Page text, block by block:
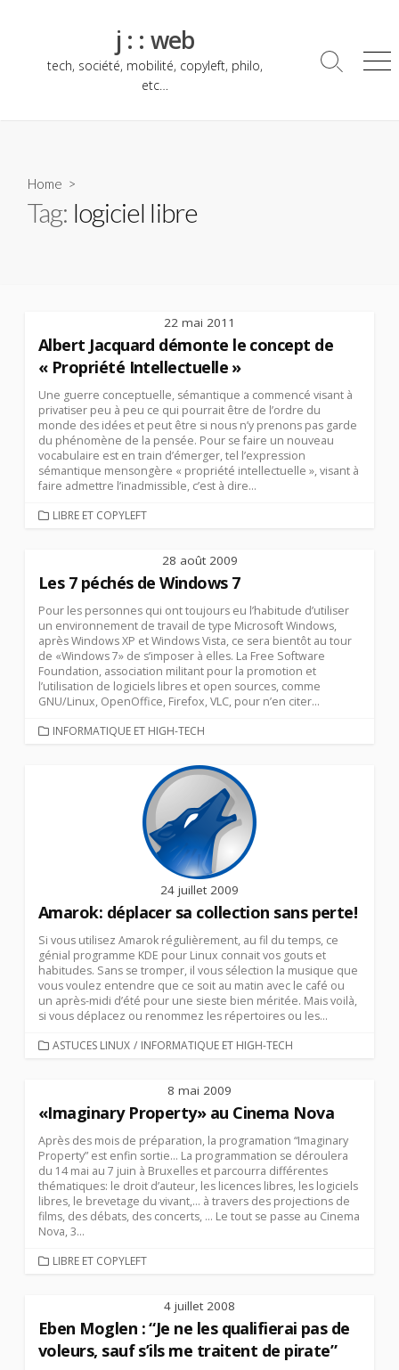
j : : web
tech, société, mobilité, copyleft, philo,
etc…
Search
Home >
Tag: logiciel libre
22 mai 2011
Albert Jacquard démonte le concept de
« Propriété Intellectuelle »
Une guerre conceptuelle, sémantique a commencé visant à
privatiser peu à peu ce qui pourrait être de l’ordre du
monde des idées et peut être si nous n’y prenons pas garde
du phénomène de la pensée. Pour se faire un nouveau
vocabulaire est en train d’émerger, tel l’expression
sémantique mensongère « propriété intellectuelle », visant à
faire admettre l’inadmissible, c’est à dire...
CATEGORIES
LIBRE ET COPYLEFT
28 août 2009
Les 7 péchés de Windows 7
Pour les personnes qui ont toujours eu l’habitude d’utiliser
un environnement de travail de type Microsoft Windows,
après Windows XP et Windows Vista, ce sera bientôt au tour
de «Windows 7» de s’imposer à elles. La Free Software
Foundation, association militant pour la promotion et
l’utilisation de logiciels libres et open sources, comme
GNU/Linux, OpenOffice, Firefox, VLC, pour n’en citer...
CATEGORIES
INFORMATIQUE ET HIGH-TECH
24 juillet 2009
Amarok: déplacer sa collection sans perte!
Si vous utilisez Amarok régulièrement, au fil du temps, ce
génial programme KDE pour Linux connait vos gouts et
habitudes. Sans se tromper, il vous sélection la musique que
vous voulez entendre que ce soit au matin avec le café ou
un après-midi d’été pour une sieste bien méritée. Mais voilà,
si vous déplacez ou renommez les répertoires ou les...
CATEGORIES
ASTUCES LINUX / INFORMATIQUE ET HIGH-TECH
8 mai 2009
«Imaginary Property» au Cinema Nova
Après des mois de préparation, la programation “Imaginary
Property” est enfin sortie… La programmation se déroulera
du 14 mai au 7 juin à Bruxelles et parcourra différentes
thématiques: le droit d’auteur, les licences libres, les logiciels
libres, le brevetage du vivant,… à travers des projections de
films, des débats, des concerts, … Le tout se passe au Cinema
Nova, 3...
CATEGORIES
LIBRE ET COPYLEFT
4 juillet 2008
Eben Moglen : “Je ne les qualifierai pas de
voleurs, sauf s’ils me traitent de pirate”